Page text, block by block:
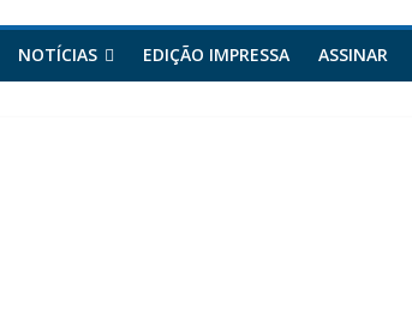
NOTÍCIAS EDIÇÃO IMPRESSA ASSINAR